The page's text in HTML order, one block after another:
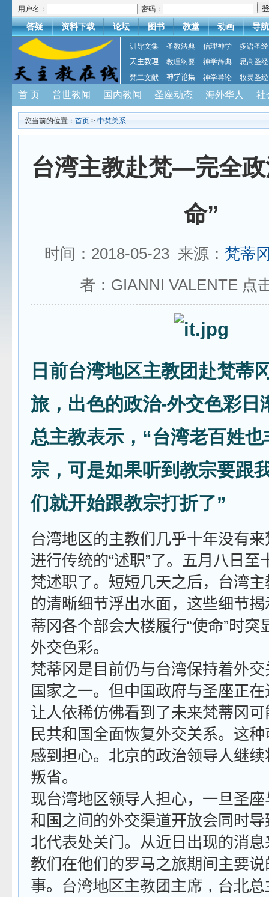
用户名： 密码：
答疑 资料下载 论坛 图书 教堂 动画 导航
训导文集 圣教法典 信理神学
多语圣经
天主教理
教理纲要 神学辞典
思高圣经
梵二文献
神学论集 神学导论 牧灵圣经
首 页 普世教闻 国内教闻 圣座动态 海外华人 社
您当前的位置： 首页 > 中梵关系
台湾主教赴梵—完全
命”
时间：2018-05-23 来源： 梵蒂
者：GIANNI VALENTE 点
日前台湾地区主教团赴梵蒂
旅，出色的政治-外交色彩日
总主教表示，“台湾老百姓
宗，可是如果听到教宗要跟
们就开始跟教宗打折了”
台湾地区的主教们几乎十年没有
进行传统的“述职”了。五月八日至
梵述职了。短短几天之后，台湾
的清晰细节浮出水面，这些细节
蒂冈各个部会大楼履行“使命”时突
外交色彩。
梵蒂冈是目前仍与台湾保持着外
国家之一。但中国政府与圣座正
让人依稀仿佛看到了未来梵蒂冈
民共和国全面恢复外交关系。这
感到担心。北京的政治领导人继
叛省。
现台湾地区领导人担心，一旦圣
和国之间的外交渠道开放会同时
北代表处关门。从近日出现的消
教们在他们的罗马之旅期间主要
事。 台湾地区主教团主席，台北